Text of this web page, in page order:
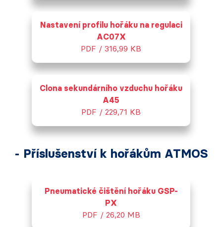
Nastavení profilu hořáku na regulaci
AC07X
PDF / 316,99 KB
Clona sekundárního vzduchu hořáku
A45
PDF / 229,71 KB
- Příslušenství k hořákům ATMOS
Pneumatické čištění hořáku GSP-
PX
PDF / 26,20 MB